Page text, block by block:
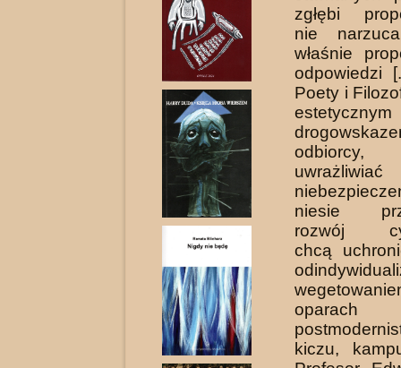
zgłębi
nie
właśnie
odpowiedzi
Poety i
niesie
rozwój
chcą
oparach
kiczu,